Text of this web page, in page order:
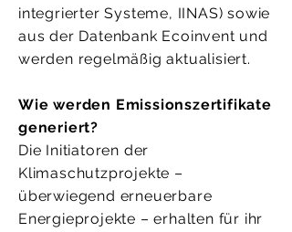
integrierter Systeme, IINAS) sowie
aus der Datenbank Ecoinvent und
werden regelmäßig aktualisiert.
Wie werden Emissionszertifikate
generiert?
Die Initiatoren der
Klimaschutzprojekte –
überwiegend erneuerbare
Energieprojekte – erhalten für ihr